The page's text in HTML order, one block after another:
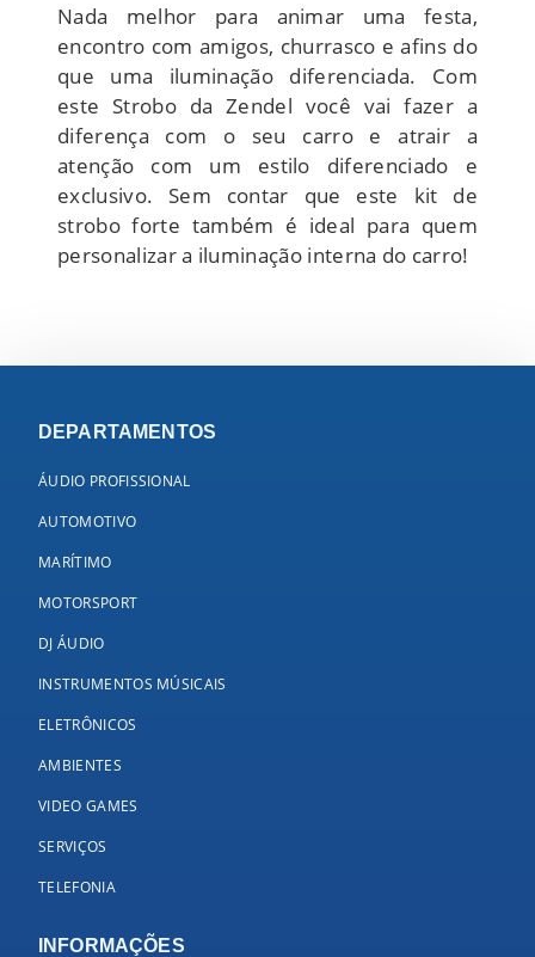
Nada melhor para animar uma festa,
encontro com amigos, churrasco e afins do
que uma iluminação diferenciada. Com
este Strobo da Zendel você vai fazer a
diferença com o seu carro e atrair a
atenção com um estilo diferenciado e
exclusivo. Sem contar que este kit de
strobo forte também é ideal para quem
personalizar a iluminação interna do carro!
DEPARTAMENTOS
ÁUDIO PROFISSIONAL
AUTOMOTIVO
MARÍTIMO
MOTORSPORT
DJ ÁUDIO
INSTRUMENTOS MÚSICAIS
ELETRÔNICOS
AMBIENTES
VIDEO GAMES
SERVIÇOS
TELEFONIA
INFORMAÇÕES